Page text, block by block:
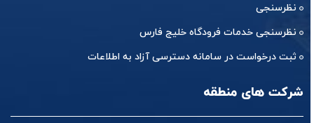
نظرسنجی
نظرسنجی خدمات فرودگاه خلیج فارس
ثبت درخواست در سامانه دسترسی آزاد به اطلاعات
شرکت های منطقه